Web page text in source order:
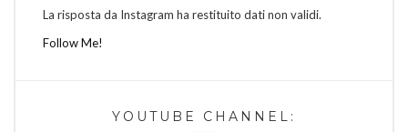
La risposta da Instagram ha restituito dati non validi.
Follow Me!
YOUTUBE CHANNEL: